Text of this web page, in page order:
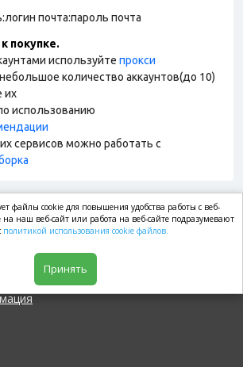
почта:пароль почта
покупке.
используйте прокси
количество аккаунтов(до 10)
их
использованию
сервисов можно работать с
файлы cookie для повышения удобства работы с веб-
на наш веб-сайт или работа на веб-сайте подразумевают
политикой использования cookie файлов.
Принять